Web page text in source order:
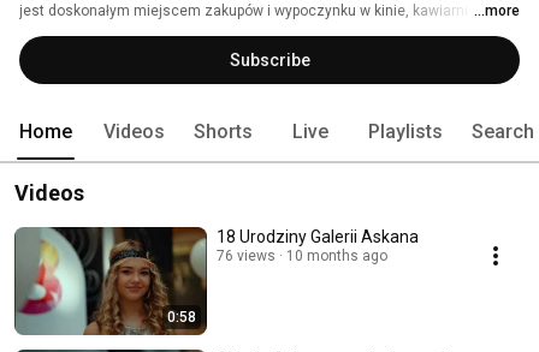
jest doskonałym miejscem zakupów i wypoczynku w kinie, kawiarni czy
restauracji.
...more
Subscribe
Home Videos Shorts Live Playlists Search
Videos
0:58
18 Urodziny Galerii Askana
76 views 10 months ago